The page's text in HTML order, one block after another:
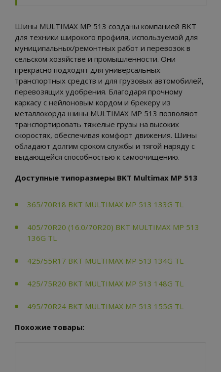
Шины MULTIMAX MP 513 созданы компанией BKT
для техники широкого профиля, используемой для
муниципальных/ремонтных работ и перевозок в
сельском хозяйстве и промышленности. Они
прекрасно подходят для универсальных
транспортных средств и для грузовых автомобилей,
перевозящих удобрения. Благодаря прочному
каркасу с нейлоновым кордом и брекеру из
металлокорда шины MULTIMAX MP 513 позволяют
транспортировать тяжелые грузы на высоких
скоростях, обеспечивая комфорт движения. Шины
обладают долгим сроком службы и тягой наряду с
выдающейся способностью к самоочищению.
Доступные типоразмеры BKT Multimax MP 513
365/70R18 BKT MULTIMAX MP 513 133G TL
405/70R20 (16.0/70R20) BKT MULTIMAX MP 513
136G TL
425/55R17 BKT MULTIMAX MP 513 134G TL
425/75R20 BKT MULTIMAX MP 513 148G TL
495/70R24 BKT MULTIMAX MP 513 155G TL
Похожие товары: